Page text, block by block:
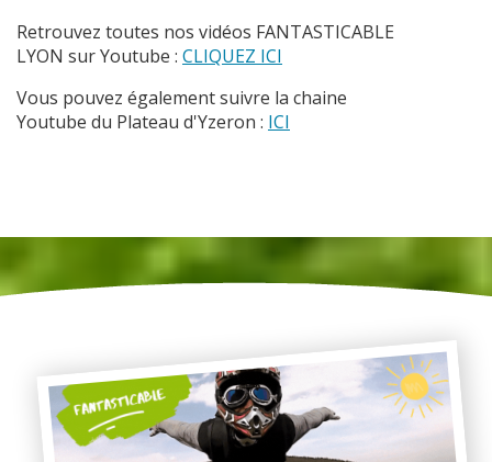
Retrouvez toutes nos vidéos FANTASTICABLE
LYON sur Youtube : CLIQUEZ ICI
Vous pouvez également suivre la chaine
Youtube du Plateau d'Yzeron : ICI